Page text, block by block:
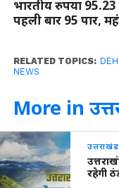
भारतीय रुपया 95.23
पहली बार 95 पार,
RELATED TOPICS:
NEWS
More in
उत्तराखंड
रहेगी